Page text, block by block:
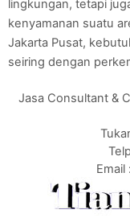
lingkungan, tetapi
kenyamanan suatu
Jakarta Pusat,
seiring dengan
Jasa Consultant &
Email